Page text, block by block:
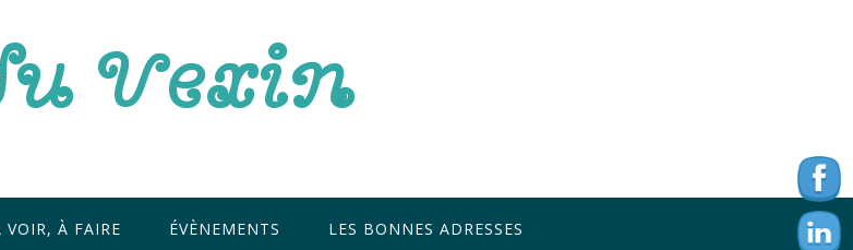
Vexin
VOIR, À FAIRE ÉVÈNEMENTS LES BONNES ADRESSES